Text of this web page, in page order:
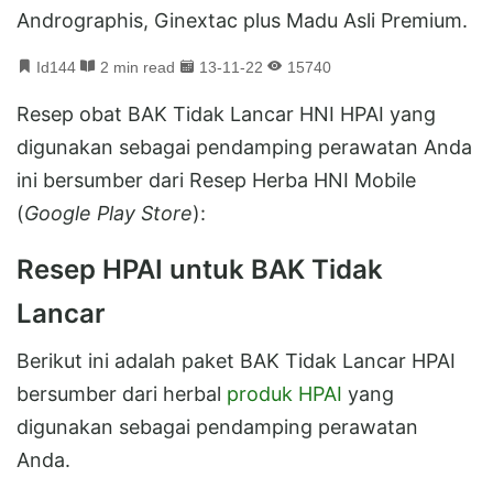
Andrographis, Ginextac plus Madu Asli Premium.
Id144 2 min read 13-11-22 15740
Resep obat BAK Tidak Lancar HNI HPAI yang
digunakan sebagai pendamping perawatan Anda
ini bersumber dari Resep Herba HNI Mobile
(Google Play Store):
Resep HPAI untuk BAK Tidak
Lancar
Berikut ini adalah paket BAK Tidak Lancar HPAI
bersumber dari herbal produk HPAI yang
digunakan sebagai pendamping perawatan
Anda.